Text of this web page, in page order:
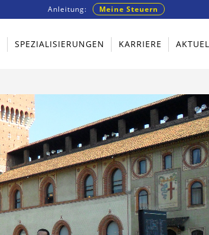
Anleitung: Meine Steuern
SPEZIALISIERUNGEN KARRIERE